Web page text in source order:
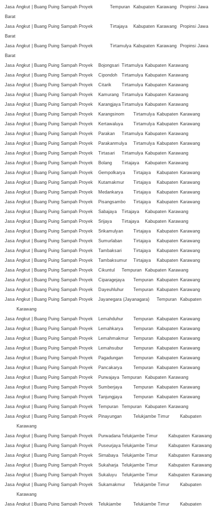
Jasa Angkut | Buang Puing Sampah Proyek
Tempuran Kabupaten Karawang
Propinsi Jawa
Barat
Jasa Angkut | Buang Puing Sampah Proyek
Tirtajaya Kabupaten Karawang
Propinsi Jawa
Barat
Jasa Angkut | Buang Puing Sampah Proyek
Tirtamulya Kabupaten Karawang
Propinsi Jawa
Barat
Jasa Angkut | Buang Puing Sampah Proyek
Bojongsari Tirtamulya Kabupaten Karawang
Jasa Angkut | Buang Puing Sampah Proyek
Cipondoh Tirtamulya Kabupaten Karawang
Jasa Angkut | Buang Puing Sampah Proyek
Citarik Tirtamulya Kabupaten Karawang
Jasa Angkut | Buang Puing Sampah Proyek
Kamurang Tirtamulya Kabupaten Karawang
Jasa Angkut | Buang Puing Sampah Proyek
Karangjaya Tirtamulya Kabupaten Karawang
Jasa Angkut | Buang Puing Sampah Proyek
Karangsinom Tirtamulya Kabupaten Karawang
Jasa Angkut | Buang Puing Sampah Proyek
Kertawaluya Tirtamulya Kabupaten Karawang
Jasa Angkut | Buang Puing Sampah Proyek
Parakan Tirtamulya Kabupaten Karawang
Jasa Angkut | Buang Puing Sampah Proyek
Parakanmulya Tirtamulya Kabupaten Karawang
Jasa Angkut | Buang Puing Sampah Proyek
Tirtasari Tirtamulya Kabupaten Karawang
Jasa Angkut | Buang Puing Sampah Proyek
Bolang Tirtajaya Kabupaten Karawang
Jasa Angkut | Buang Puing Sampah Proyek
Gempolkarya Tirtajaya Kabupaten Karawang
Jasa Angkut | Buang Puing Sampah Proyek
Kutamakmur Tirtajaya Kabupaten Karawang
Jasa Angkut | Buang Puing Sampah Proyek
Medankarya Tirtajaya Kabupaten Karawang
Jasa Angkut | Buang Puing Sampah Proyek
Pisangsambo Tirtajaya Kabupaten Karawang
Jasa Angkut | Buang Puing Sampah Proyek
Sabajaya Tirtajaya Kabupaten Karawang
Jasa Angkut | Buang Puing Sampah Proyek
Srijaya Tirtajaya Kabupaten Karawang
Jasa Angkut | Buang Puing Sampah Proyek
Srikamulyan Tirtajaya Kabupaten Karawang
Jasa Angkut | Buang Puing Sampah Proyek
Sumurlaban Tirtajaya Kabupaten Karawang
Jasa Angkut | Buang Puing Sampah Proyek
Tambaksari Tirtajaya Kabupaten Karawang
Jasa Angkut | Buang Puing Sampah Proyek
Tambaksumur Tirtajaya Kabupaten Karawang
Jasa Angkut | Buang Puing Sampah Proyek
Cikuntul Tempuran Kabupaten Karawang
Jasa Angkut | Buang Puing Sampah Proyek
Ciparagejaya Tempuran Kabupaten Karawang
Jasa Angkut | Buang Puing Sampah Proyek
Dayeuhluhur Tempuran Kabupaten Karawang
Jasa Angkut | Buang Puing Sampah Proyek
Jayanegara (Jayanagara) Tempuran
Kabupaten
Karawang
Jasa Angkut | Buang Puing Sampah Proyek
Lemahduhur Tempuran Kabupaten Karawang
Jasa Angkut | Buang Puing Sampah Proyek
Lemahkarya Tempuran Kabupaten Karawang
Jasa Angkut | Buang Puing Sampah Proyek
Lemahmakmur Tempuran Kabupaten Karawang
Jasa Angkut | Buang Puing Sampah Proyek
Lemahsubur Tempuran Kabupaten Karawang
Jasa Angkut | Buang Puing Sampah Proyek
Pagadungan Tempuran Kabupaten Karawang
Jasa Angkut | Buang Puing Sampah Proyek
Pancakarya Tempuran Kabupaten Karawang
Jasa Angkut | Buang Puing Sampah Proyek
Purwajaya Tempuran Kabupaten Karawang
Jasa Angkut | Buang Puing Sampah Proyek
Sumberjaya Tempuran Kabupaten Karawang
Jasa Angkut | Buang Puing Sampah Proyek
Tanjungjaya Tempuran Kabupaten Karawang
Jasa Angkut | Buang Puing Sampah Proyek
Tempuran Tempuran Kabupaten Karawang
Jasa Angkut | Buang Puing Sampah Proyek
Pinayungan Telukjambe Timur
Kabupaten
Karawang
Jasa Angkut | Buang Puing Sampah Proyek
Purwadana Telukjambe Timur Kabupaten Karawang
Jasa Angkut | Buang Puing Sampah Proyek
Puseurjaya Telukjambe Timur Kabupaten Karawang
Jasa Angkut | Buang Puing Sampah Proyek
Sirnabaya Telukjambe Timur Kabupaten Karawang
Jasa Angkut | Buang Puing Sampah Proyek
Sukaharja Telukjambe Timur Kabupaten Karawang
Jasa Angkut | Buang Puing Sampah Proyek
Sukaluyu Telukjambe Timur Kabupaten Karawang
Jasa Angkut | Buang Puing Sampah Proyek
Sukamakmur Telukjambe Timur
Kabupaten
Karawang
Jasa Angkut | Buang Puing Sampah Proyek
Telukjambe Telukjambe Timur Kabupaten